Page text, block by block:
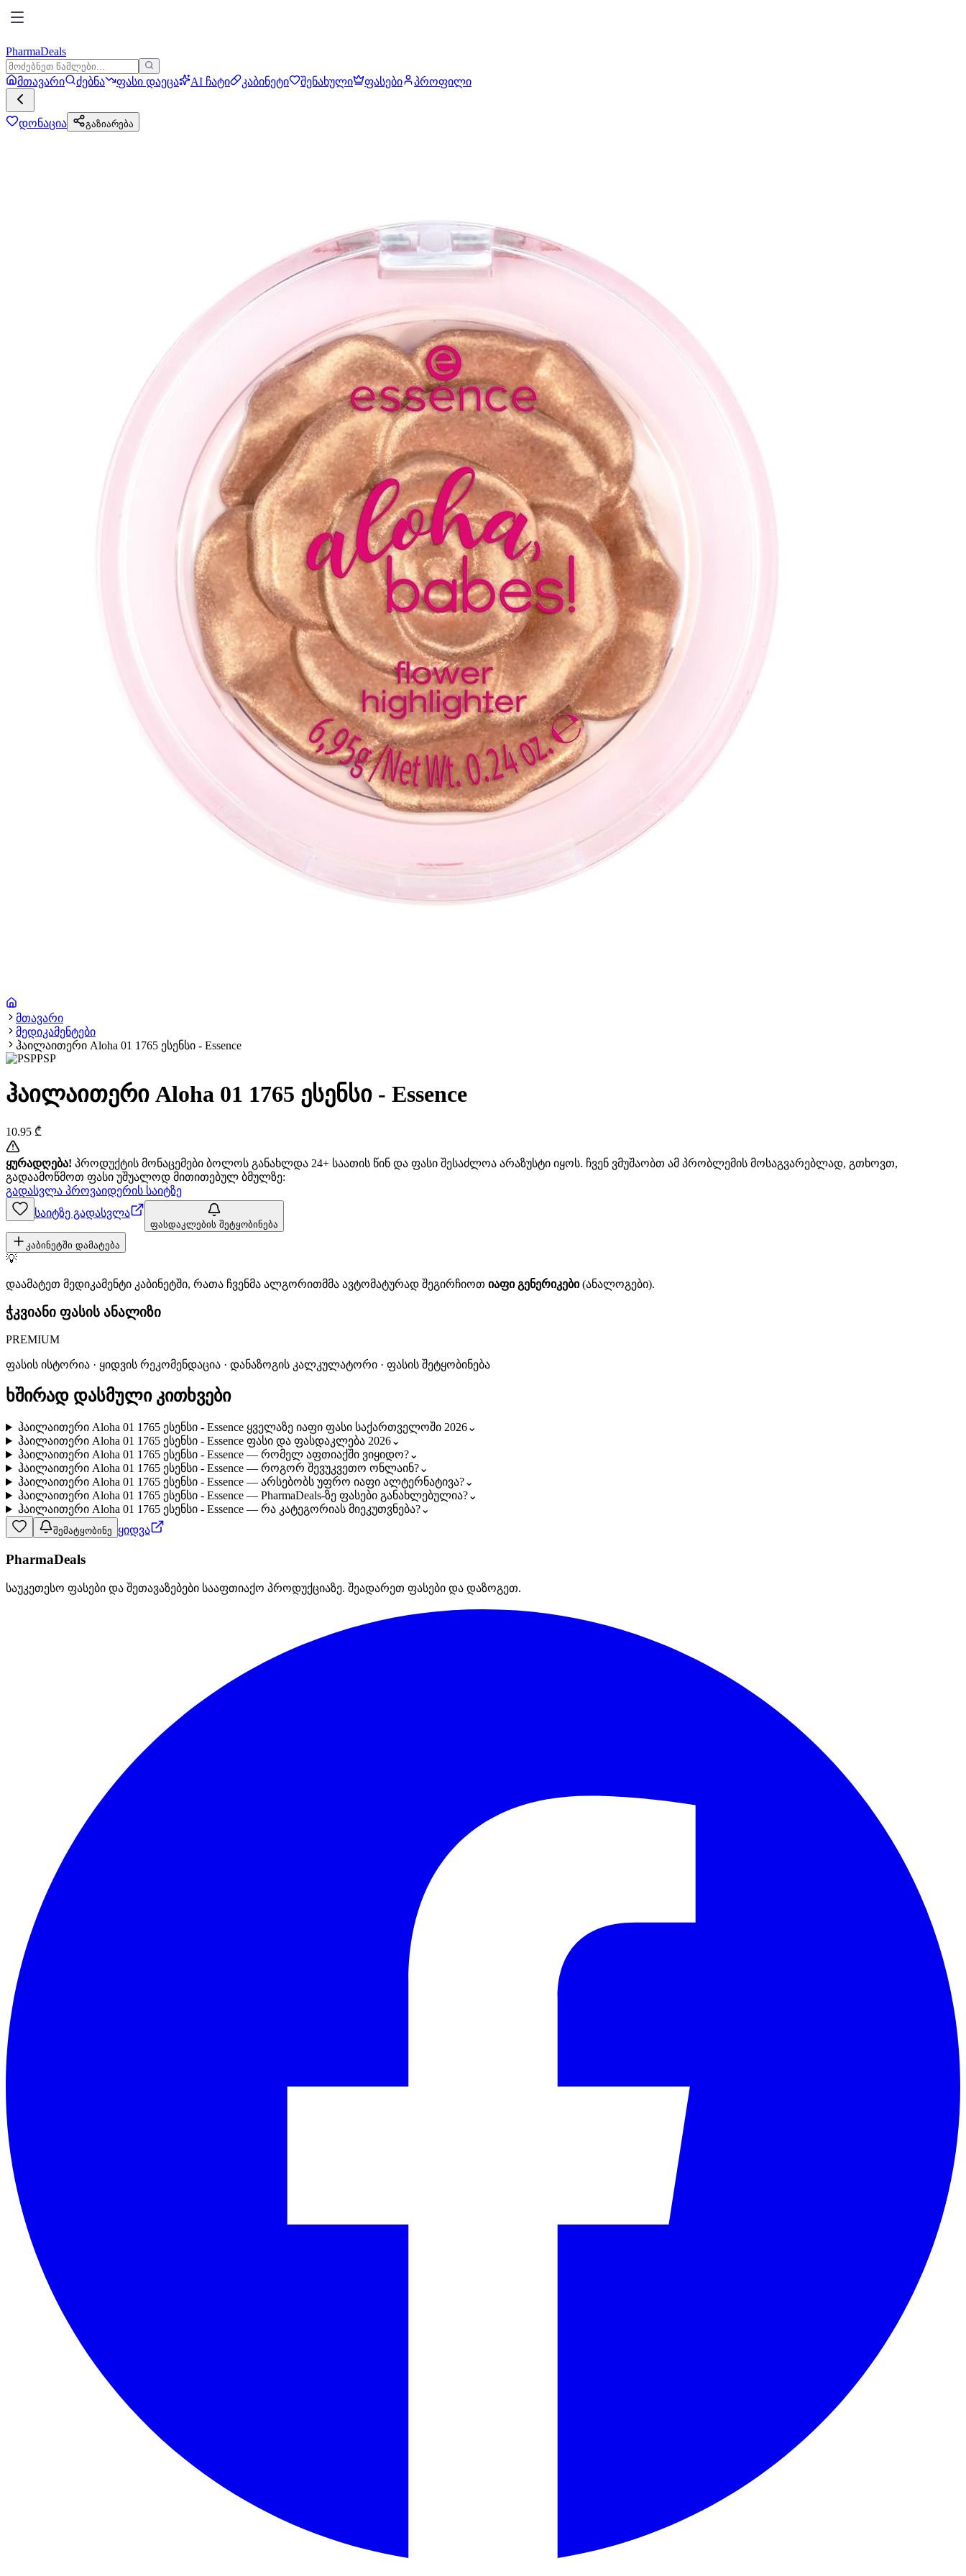
PharmaDeals
მთავარი ძებნა ფასი დაეცა AI ჩატი კაბინეტი შენახული ფასები პროფილი
დონაცია გაზიარება
მთავარი
მედიკამენტები
ჰაილაითერი Aloha 01 1765 ესენსი - Essence
PSP
ჰაილაითერი Aloha 01 1765 ესენსი - Essence
10.95 ₾
ყურადღება! პროდუქტის მონაცემები ბოლოს განახლდა 24+ საათის წინ და ფასი შესაძლოა არაზუსტი იყოს. ჩვენ ვმუშაობთ ამ პრობლემის მოსაგვარებლად, გთხოვთ,
გადაამოწმოთ ფასი უშუალოდ მითითებულ ბმულზე:
გადასვლა პროვაიდერის საიტზე
საიტზე გადასვლა
ფასდაკლების შეტყობინება
კაბინეტში დამატება
💡
დაამატეთ მედიკამენტი კაბინეტში, რათა ჩვენმა ალგორითმმა ავტომატურად შეგირჩიოთ იაფი გენერიკები(ანალოგები).
ჭკვიანი ფასის ანალიზი
PREMIUM
ფასის ისტორია · ყიდვის რეკომენდაცია · დანაზოგის კალკულატორი · ფასის შეტყობინება
ხშირად დასმული კითხვები
ჰაილაითერი Aloha 01 1765 ესენსი - Essence ყველაზე იაფი ფასი საქართველოში 2026⌄
ჰაილაითერი Aloha 01 1765 ესენსი - Essence ფასი და ფასდაკლება 2026⌄
ჰაილაითერი Aloha 01 1765 ესენსი - Essence — რომელ აფთიაქში ვიყიდო?⌄
ჰაილაითერი Aloha 01 1765 ესენსი - Essence — როგორ შევუკვეთო ონლაინ?⌄
ჰაილაითერი Aloha 01 1765 ესენსი - Essence — არსებობს უფრო იაფი ალტერნატივა?⌄
ჰაილაითერი Aloha 01 1765 ესენსი - Essence — PharmaDeals-ზე ფასები განახლებულია?⌄
ჰაილაითერი Aloha 01 1765 ესენსი - Essence — რა კატეგორიას მიეკუთვნება?⌄
შემატყობინე ყიდვა
PharmaDeals
საუკეთესო ფასები და შეთავაზებები სააფთიაქო პროდუქციაზე. შეადარეთ ფასები და დაზოგეთ.